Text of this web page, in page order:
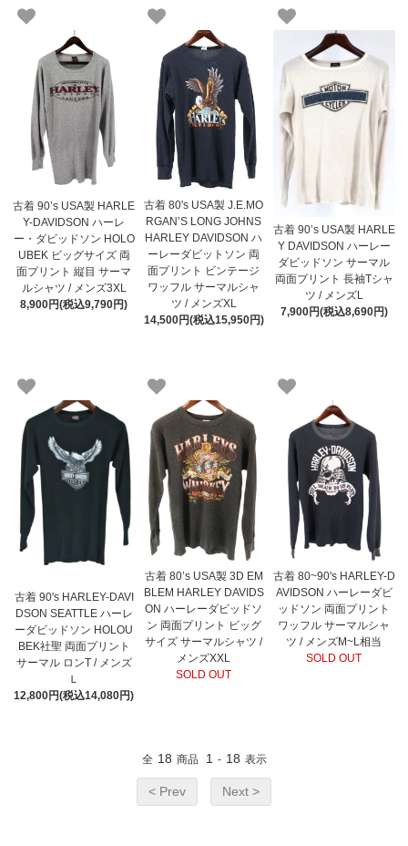
古着 90’s USA製 HARLE
Y-DAVIDSON ハーレ
ー・ダビッドソン HOLO
UBEK ビッグサイズ 両
面プリント 縦目 サーマ
ルシャツ / メンズ3XL
8,900円(税込9,790円)
古着 80's USA製 J.E.MO
RGAN’S LONG JOHNS
HARLEY DAVIDSON ハ
ーレーダビットソン 両
面プリント ビンテージ
ワッフル サーマルシャ
ツ / メンズXL
14,500円(税込15,950円)
古着 90’s USA製 HARLE
Y DAVIDSON ハーレー
ダビッドソン サーマル
両面プリント 長袖Tシャ
ツ / メンズL
7,900円(税込8,690円)
古着 90's HARLEY-DAVI
DSON SEATTLE ハーレ
ーダビッドソン HOLOU
BEK社聖 両面プリント
サーマル ロンT / メンズ
Ｌ
12,800円(税込14,080円)
古着 80’s USA製 3D EM
BLEM HARLEY DAVIDS
ON ハーレーダビッドソ
ン 両面プリント ビッグ
サイズ サーマルシャツ /
メンズXXL
SOLD OUT
古着 80~90's HARLEY-D
AVIDSON ハーレーダビ
ッドソン 両面プリント
ワッフル サーマルシャ
ツ / メンズM~L相当
SOLD OUT
全 18 商品 1 - 18 表示
< Prev Next >